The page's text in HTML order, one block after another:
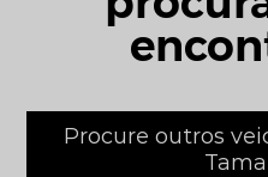
Procure outros